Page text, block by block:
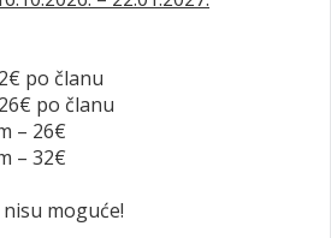
po članu
po članu
moguće!